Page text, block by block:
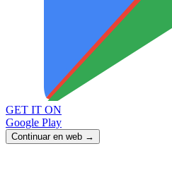
GET IT ON
Google Play
Continuar en web →